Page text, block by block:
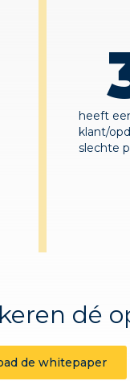
heeft
klant/
slechte
dé
de whitepaper